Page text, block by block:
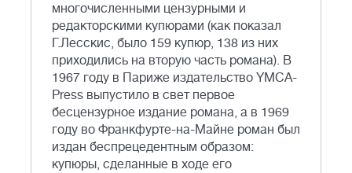
многочисленными цензурными и
редакторскими купюрами (как показал
Г.Лесскис, было 159 купюр, 138 из них
приходились на вторую часть романа). В
1967 году в Париже издательство YMCA-
Press выпустило в свет первое
бесцензурное издание романа, а в 1969
году во Франкфурте-на-Майне роман был
издан беспрецедентным образом:
купюры, сделанные в ходе его